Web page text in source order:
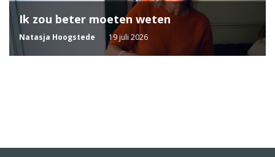
Ik zou beter moeten weten
Natasja Hoogstede 19 juli 2026